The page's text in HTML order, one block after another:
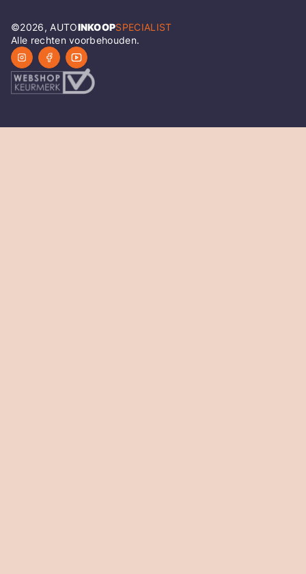
©2026, AUTOINKOOPSPECIALIST
Alle rechten voorbehouden.